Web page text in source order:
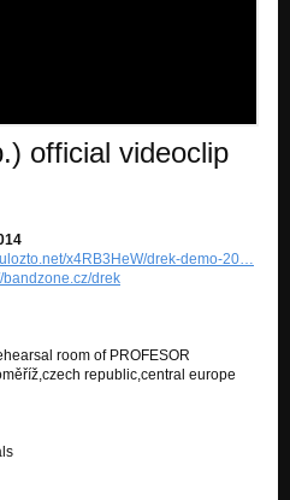
official videoclip
ulozto.net/x4RB3HeW/drek-demo-20…
bandzone.cz/drek
room of PROFESOR
republic,central europe